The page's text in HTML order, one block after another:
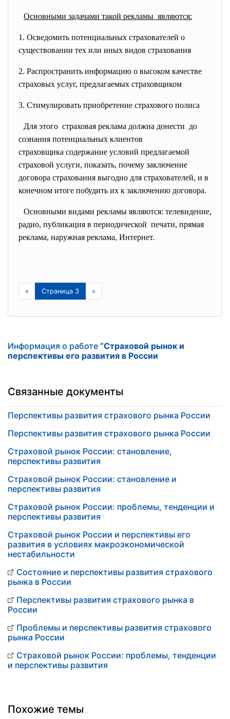
Основными задачами такой рекламы являются:
1. Осведомить потенциальных страхователей о
существовании тех или иных видов страхования
2. Распространить информацию о высоком качестве
страховых услуг, предлагаемых страховщиком
3. Стимулировать приобретение страхового полиса
Для этого страховая реклама должна донести до
сознания потенциальных клиентов
страховщика содержание условий предлагаемой
страховой услуги, показать, почему заключение
договора страхования выгодно для страхователей, и в
конечном итоге побудить их к заключению договора.
Основными видами рекламы являются: телевидение,
радио, публикация в периодической печати, прямая
реклама, наружная реклама, Интернет.
« Страница 3 »
Информация о работе “Страховой рынок и
перспективы его развития в России
Связанные документы
Перспективы развития страхового рынка России
Перспективы развития страхового рынка России
Страховой рынок России: становление,
перспективы развития
Страховой рынок России: становление и
перспективы развития
Страховой рынок России: проблемы, тенденции и
перспективы развития
Страховой рынок России и перспективы его
развития в условиях макроэкономической
нестабильности
Состояние и перспективы развития страхового
рынка в России
Перспективы развития страхового рынка в
России
Проблемы и перспективы развития страхового
рынка России
Страховой рынок России: проблемы, тенденции
и перспективы развития
Похожие темы